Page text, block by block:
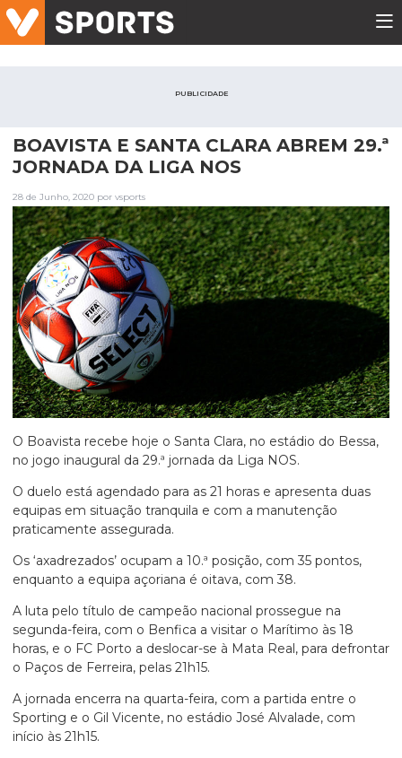
PUBLICIDADE
BOAVISTA E SANTA CLARA ABREM 29.ª
JORNADA DA LIGA NOS
28 de Junho, 2020 por vsports
O Boavista recebe hoje o Santa Clara, no estádio do Bessa,
no jogo inaugural da 29.ª jornada da Liga NOS.
O duelo está agendado para as 21 horas e apresenta duas
equipas em situação tranquila e com a manutenção
praticamente assegurada.
Os ‘axadrezados’ ocupam a 10.ª posição, com 35 pontos,
enquanto a equipa açoriana é oitava, com 38.
A luta pelo título de campeão nacional prossegue na
segunda-feira, com o Benfica a visitar o Marítimo às 18
horas, e o FC Porto a deslocar-se à Mata Real, para defrontar
o Paços de Ferreira, pelas 21h15.
A jornada encerra na quarta-feira, com a partida entre o
Sporting e o Gil Vicente, no estádio José Alvalade, com
início às 21h15.